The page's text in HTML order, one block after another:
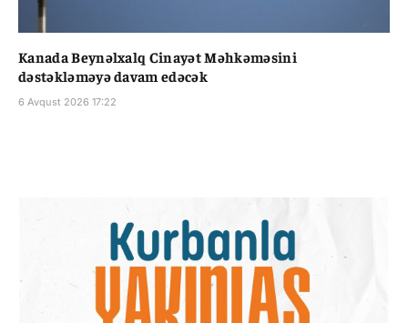
Kanada Beynəlxalq Cinayət Məhkəməsini
dəstəkləməyə davam edəcək
6 Avqust 2026 17:22